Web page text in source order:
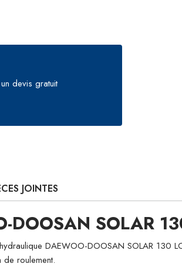
devis gratuit
JOINTES
SOLAR
DAEWOO-DOOSAN SOLAR 130
roulement.